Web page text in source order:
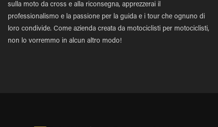
sulla moto da cross e alla riconsegna, apprezzerai il
professionalismo e la passione per la guida e i tour che ognuno di
loro condivide. Come azienda creata da motociclisti per motociclisti,
non lo vorremmo in alcun altro modo!